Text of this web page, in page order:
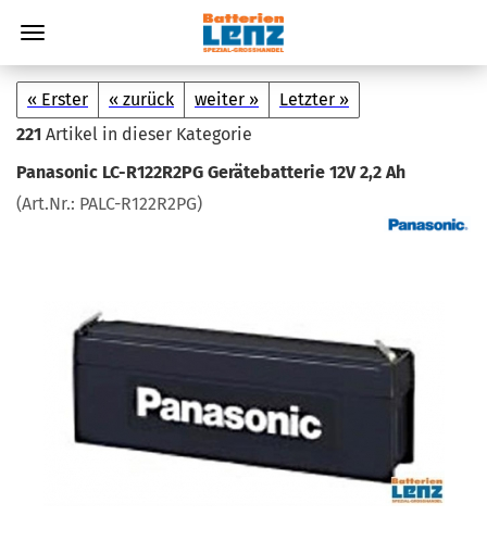
« Erster « zurück weiter »
Letzter »
221 Artikel in dieser Kategorie
Pa­na­so­nic LC-​R122R2PG Ge­rä­te­bat­te­rie 12V 2,2 Ah
(Art.Nr.: PALC-​R122R2PG)